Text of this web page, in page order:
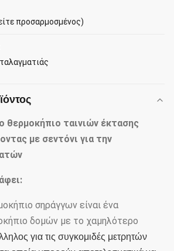
προσαρμοσμένος)
θερμοκήπιο ταινιών έκτασης
με σεντόνι για την
σηράγγων είναι ένα
δομών με το χαμηλότερο
για τις συγκομιδές μετρητών